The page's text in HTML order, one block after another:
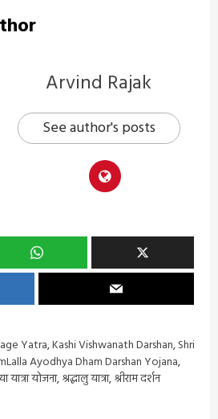
Arvind Rajak
See author's posts
Yatra,Kashi Vishwanath Darshan,Shri
Ayodhya Dham Darshan Yojana,
यात्रा योजना,श्रद्धालु यात्रा,श्रीराम दर्शन